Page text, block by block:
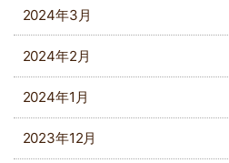
2024年3月
2024年2月
2024年1月
2023年12月